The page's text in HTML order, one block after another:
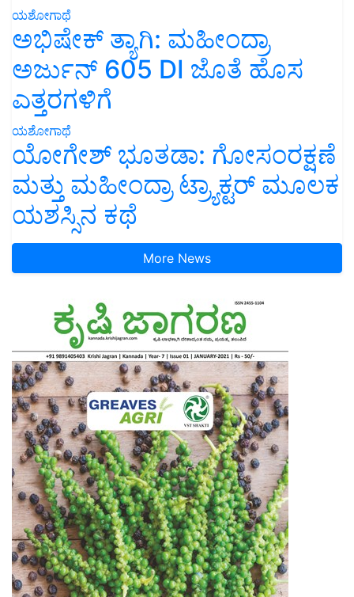
ಯಶೋಗಾಥೆ
ಅಭಿಷೇಕ್ ತ್ಯಾಗಿ: ಮಹೀಂದ್ರಾ
ಅರ್ಜುನ್ 605 DI ಜೊತೆ ಹೊಸ
ಎತ್ತರಗಳಿಗೆ
ಯಶೋಗಾಥೆ
ಯೋಗೇಶ್ ಭೂತಡಾ: ಗೋಸಂರಕ್ಷಣೆ
ಮತ್ತು ಮಹೀಂದ್ರಾ ಟ್ರ್ಯಾಕ್ಟರ್ ಮೂಲಕ
ಯಶಸ್ಸಿನ ಕಥೆ
More News